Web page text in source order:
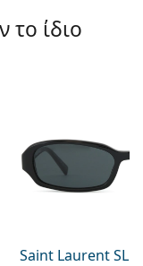
το ίδιο
Saint Laurent SL